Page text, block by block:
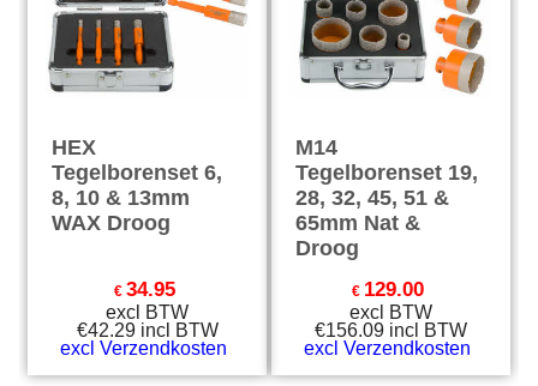
HEX
Tegelborenset 6,
8, 10 & 13mm
WAX Droog
€ 34.95
excl BTW
€42.29 incl BTW
excl Verzendkosten
M14
Tegelborenset 19,
28, 32, 45, 51 &
65mm Nat &
Droog
€ 129.00
excl BTW
€156.09 incl BTW
excl Verzendkosten